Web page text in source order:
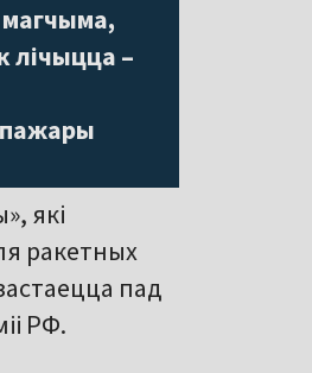
магчыма,
лічыцца –
пажары
які
ракетных
пад
РФ.